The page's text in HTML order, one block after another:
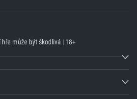
může být škodlivá | 18+